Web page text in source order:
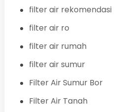
filter air rekomendasi
filter air ro
filter air rumah
filter air sumur
Filter Air Sumur Bor
Filter Air Tanah